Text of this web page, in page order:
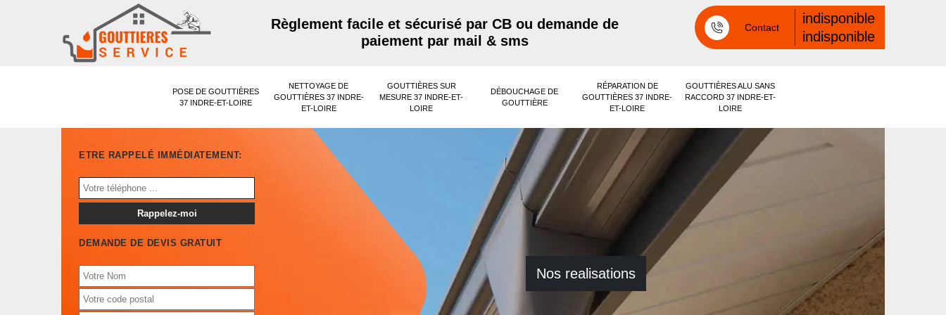
Règlement facile et sécurisé par CB ou demande de
paiement par mail & sms
Contact
indisponible
indisponible
POSE DE GOUTTIÈRES
37 INDRE-ET-LOIRE
NETTOYAGE DE
GOUTTIÈRES 37 INDRE-
ET-LOIRE
GOUTTIÈRES SUR
MESURE 37 INDRE-ET-
LOIRE
DÉBOUCHAGE DE
GOUTTIÈRE
RÉPARATION DE
GOUTTIÈRES 37 INDRE-
ET-LOIRE
GOUTTIÈRES ALU SANS
RACCORD 37 INDRE-ET-
LOIRE
ETRE RAPPELÉ IMMÉDIATEMENT:
DEMANDE DE DEVIS GRATUIT
Nos realisations